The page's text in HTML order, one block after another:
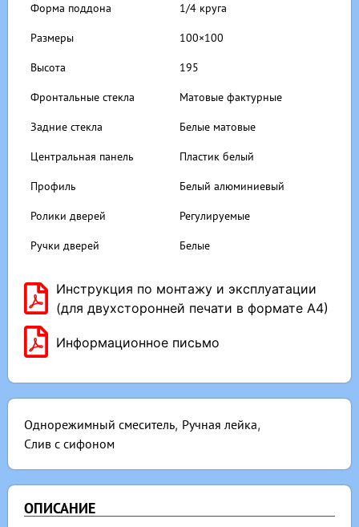
Форма поддона 1/4 круга
Размеры 100×100
Высота 195
Фронтальные стекла Матовые фактурные
Задние стекла Белые матовые
Центральная панель Пластик белый
Профиль Белый алюминиевый
Ролики дверей Регулируемые
Ручки дверей Белые
Инструкция по монтажу и эксплуатации
(для двухсторонней печати в формате А4)
Информационное письмо
Однорежимный смеситель, Ручная лейка,
Слив с сифоном
ОПИСАНИЕ